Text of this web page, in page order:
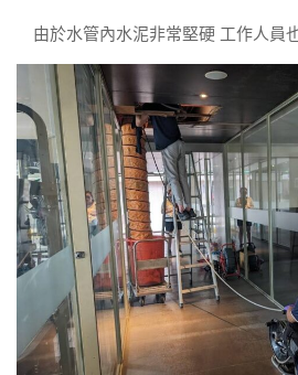
由於水管內水泥非常堅硬 工作人員